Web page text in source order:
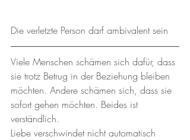
Die verletzte Person darf ambivalent sein
Viele Menschen schämen sich dafür, dass
sie trotz Betrug in der Beziehung bleiben
möchten. Andere schämen sich, dass sie
sofort gehen möchten. Beides ist
verständlich.
Liebe verschwindet nicht automatisch